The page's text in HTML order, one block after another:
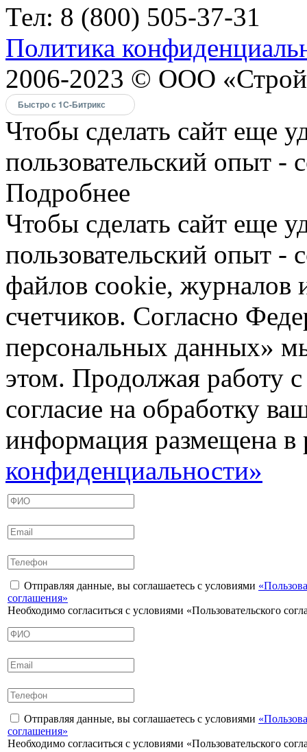
Тел: 8 (800) 505-37-31
Политика
2006-2023 © ООО
Быстро с 1С-Битрикс
Чтобы сделать сайт еще
пользовательский опыт -
Подробнее
Чтобы сделать сайт еще
пользовательский опыт
файлов cookie, журналов
счетчиков. Согласно
персональных данных»
этом. Продолжая работу
согласие на обработку
информация размещена в
конфиденциальности»
Отправляя данные, вы соглашаетесь с условиями
соглашения»
Необходимо согласиться с условиями «Пользовательского
Отправляя данные, вы соглашаетесь с условиями
соглашения»
Необходимо согласиться с условиями «Пользовательского